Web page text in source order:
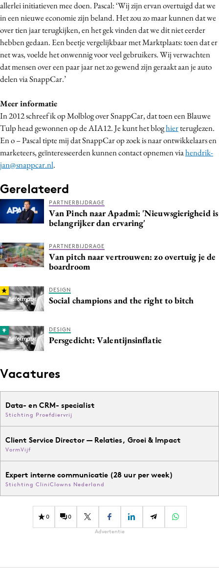
allerlei initiatieven mee doen. Pascal: ‘Wij zijn ervan overtuigd dat we
in een nieuwe economie zijn beland. Het zou zo maar kunnen dat we
over tien jaar terugkijken, en het gek vinden dat we dit niet eerder
hebben gedaan. Een beetje vergelijkbaar met Marktplaats: toen dat er
net was, voelde het onwennig voor veel gebruikers. Wij verwachten
dat mensen over een paar jaar net zo gewend zijn geraakt aan je auto
delen via SnappCar.’
Meer informatie
In 2012 schreef ik op Molblog over SnappCar, dat toen een Blauwe
Tulp head gewonnen op de AIA12. Je kunt het bloghierteruglezen.
En o – Pascal tipte mij dat SnappCar op zoek is naar ontwikkelaars en
marketeers, geïnteresseerden kunnen contact opnemen viahendrik-
jan@snappcar.nl.
Gerelateerd
PARTNERBIJDRAGE
Van Pinch naar Apadmi: 'Nieuwsgierigheid is
belangrijker dan ervaring'
PARTNERBIJDRAGE
Van pitch naar vertrouwen: zo overtuig je de
boardroom
DESIGN
Social champions and the right to bitch
DESIGN
Persgedicht: Valentijnsinflatie
Vacatures
Data- en CRM- specialist
Stichting Proefdiervrij
Client Service Director — Relaties, Groei & Impact
VormVijf
Expert interne communicatie (28 uur per week)
Stichting CliniClowns Nederland
0 0
Advertentie